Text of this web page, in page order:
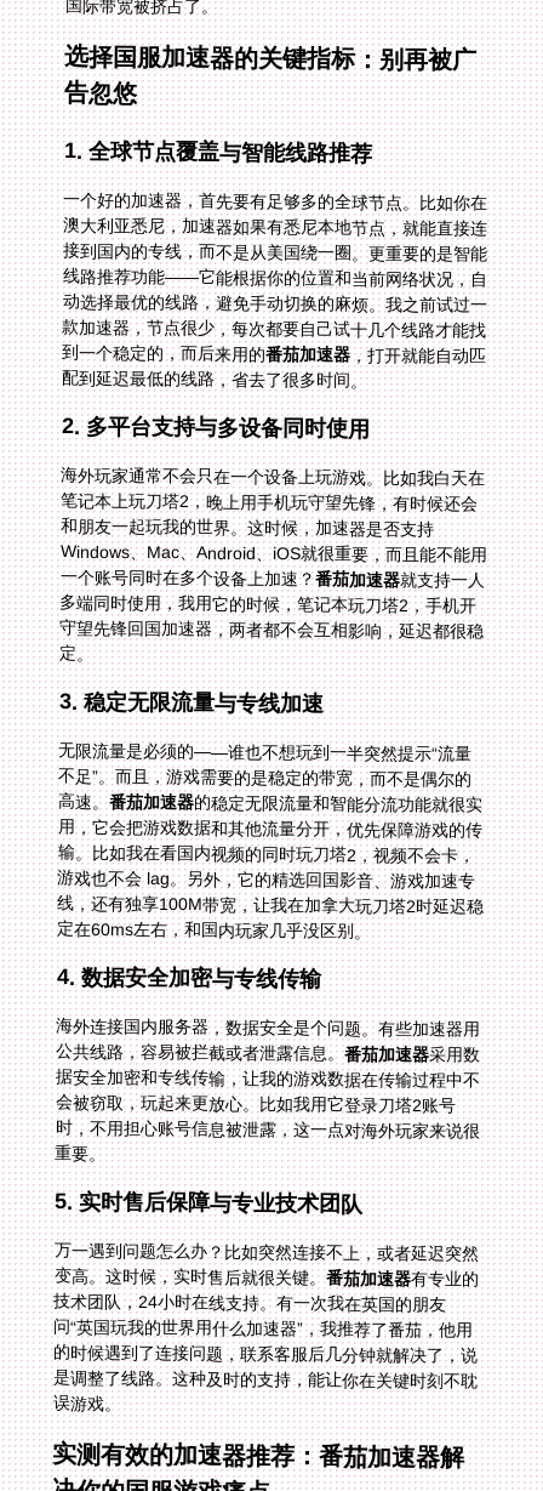
国际带宽被挤占了。
选择国服加速器的关键指标：别再被广
告忽悠
1. 全球节点覆盖与智能线路推荐
一个好的加速器，首先要有足够多的全球节点。比如你在
澳大利亚悉尼，加速器如果有悉尼本地节点，就能直接连
接到国内的专线，而不是从美国绕一圈。更重要的是智能
线路推荐功能——它能根据你的位置和当前网络状况，自
动选择最优的线路，避免手动切换的麻烦。我之前试过一
款加速器，节点很少，每次都要自己试十几个线路才能找
到一个稳定的，而后来用的番茄加速器，打开就能自动匹
配到延迟最低的线路，省去了很多时间。
2. 多平台支持与多设备同时使用
海外玩家通常不会只在一个设备上玩游戏。比如我白天在
笔记本上玩刀塔2，晚上用手机玩守望先锋，有时候还会
和朋友一起玩我的世界。这时候，加速器是否支持
Windows、Mac、Android、iOS就很重要，而且能不能用
一个账号同时在多个设备上加速？番茄加速器就支持一人
多端同时使用，我用它的时候，笔记本玩刀塔2，手机开
守望先锋回国加速器，两者都不会互相影响，延迟都很稳
定。
3. 稳定无限流量与专线加速
无限流量是必须的——谁也不想玩到一半突然提示“流量
不足”。而且，游戏需要的是稳定的带宽，而不是偶尔的
高速。番茄加速器的稳定无限流量和智能分流功能就很实
用，它会把游戏数据和其他流量分开，优先保障游戏的传
输。比如我在看国内视频的同时玩刀塔2，视频不会卡，
游戏也不会 lag。另外，它的精选回国影音、游戏加速专
线，还有独享100M带宽，让我在加拿大玩刀塔2时延迟稳
定在60ms左右，和国内玩家几乎没区别。
4. 数据安全加密与专线传输
海外连接国内服务器，数据安全是个问题。有些加速器用
公共线路，容易被拦截或者泄露信息。番茄加速器采用数
据安全加密和专线传输，让我的游戏数据在传输过程中不
会被窃取，玩起来更放心。比如我用它登录刀塔2账号
时，不用担心账号信息被泄露，这一点对海外玩家来说很
重要。
5. 实时售后保障与专业技术团队
万一遇到问题怎么办？比如突然连接不上，或者延迟突然
变高。这时候，实时售后就很关键。番茄加速器有专业的
技术团队，24小时在线支持。有一次我在英国的朋友
问“英国玩我的世界用什么加速器”，我推荐了番茄，他用
的时候遇到了连接问题，联系客服后几分钟就解决了，说
是调整了线路。这种及时的支持，能让你在关键时刻不耽
误游戏。
实测有效的加速器推荐：番茄加速器解